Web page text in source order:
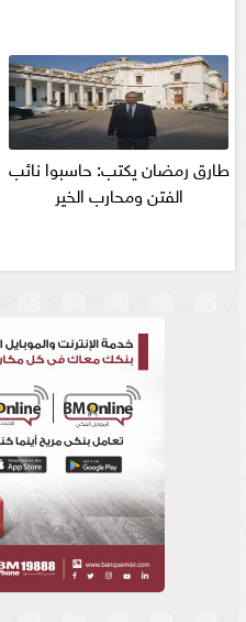
طارق رمضان يكتب: حاسبوا نائب
الفتن ومحارب الخير